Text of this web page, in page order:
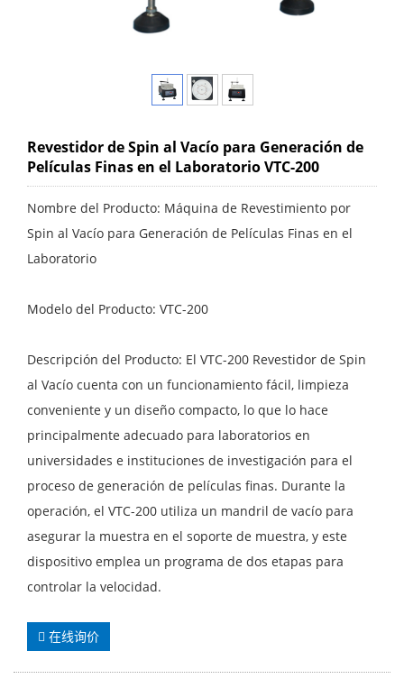
Revestidor de Spin al Vacío para Generación de
Películas Finas en el Laboratorio VTC-200
Nombre del Producto: Máquina de Revestimiento por
Spin al Vacío para Generación de Películas Finas en el
Laboratorio
Modelo del Producto: VTC-200
Descripción del Producto: El VTC-200 Revestidor de Spin
al Vacío cuenta con un funcionamiento fácil, limpieza
conveniente y un diseño compacto, lo que lo hace
principalmente adecuado para laboratorios en
universidades e instituciones de investigación para el
proceso de generación de películas finas. Durante la
operación, el VTC-200 utiliza un mandril de vacío para
asegurar la muestra en el soporte de muestra, y este
dispositivo emplea un programa de dos etapas para
controlar la velocidad.
在线询价